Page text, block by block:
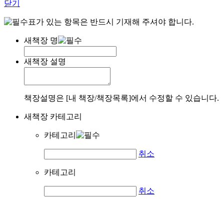
닫기
표가 있는 항목은 반드시 기재해 주셔야 합니다.
새책장 명
새책장 설명
책장설명은 [내 책장/책장목록]에서 수정할 수 있습니다.
새책장 카테고리
카테고리
취소
카테고리
취소